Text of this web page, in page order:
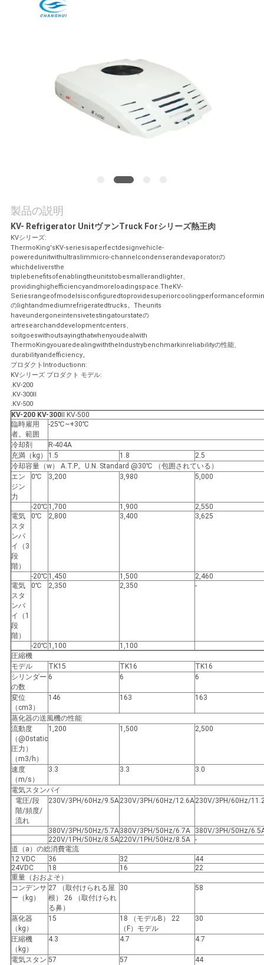
連
絡
く
だ
さ
い
ニ
ュ
ー
ス
事
件
地
図
プ
ラ
イ
バ
シ
ー
ポ
リ
シ
ー
製品の説明
KV- Refrigerator UnitヴァンTruck Forシリーズ熱王肉
KVシリーズ:
ThermoKing'sKV-seriesisaperfectdesignvehicle-
poweredunitwithultraslimmicro-channelcondenserandevaporatorの
whichdeliversthe
triplebenefitsofenablingtheunitstobesmallerandlighter、
providinghighefficiencyandmoreloadingspace.TheKV-
のlightandmediumrefrigeratedtrucks。Theunits
haveundergoneintensivetestingatourstateの
artresearchanddevelopmentcenters、
soitgoeswithoutsayingthatwhenyoudealwith
ThermoKingyouaredealingwiththeIndustrybenchmarkinreliabilityの性能、
durabilityandefficiency。
プロダクトIntroductionn:
KVシリーズ プロダクト モデル:
.KV-200
.KV-300Ⅱ
.KV-500
KV-200 KV-300Ⅱ KV-500
臨時雇用
者。範囲
-25℃~+30℃
冷却剤
R-404A
充満（kg）
1.5 1.8
2.5
冷却容量（w） A.T.P。U.N. Standard @30℃ （包囲されている）
エン
ジン
力
0℃ 3,200 3,980 5,000
-20℃ 1,700 1,900
2,550
電気
スタ
ンバ
イ（3
段
階）
0℃ 2,800 3,400 3,625
-20℃ 1,450 1,500
2,460
電気
スタ
ンバ
イ（1
段
階）
0℃ 2,350 2,350 -
-20℃ 1,100
1,100
圧縮機
モデル
TK15 TK16
TK16
シリンダー
の数
6 6 6
変位
（cm3）
146 163 163
蒸化器の送風機の性能
流動度
（@0static
圧力）
（m3/h）
1,200 1,500 2,500
速度
（m/s）
3.3 3.3 3.0
電気スタンバイ
電圧/段
階/頻度/
流れ
230V/3PH/60Hz/9.5A230V/3PH/60Hz/12.6A230V/3PH/60Hz/
380V/3PH/50Hz/5.7A380V/3PH/50Hz/6.7A
380V/3PH/50Hz/
220V/1PH/50Hz/8.5A220V/1PH/50Hz/8.5A -
道（a）の総消費電流
12 VDC
36 32
44
24VDC
18 16
22
重量（おおよそ）
コンデンサ
ー（kg）
27 （取付けられる屋
根） 26 （取付けられ
る鼻）
30 58
蒸化器
（kg）
15
18 （モデルB） 22
（F）モデル
30
圧縮機
（kg）
4.3 4.7 4.7
電気スタン 57 57 44